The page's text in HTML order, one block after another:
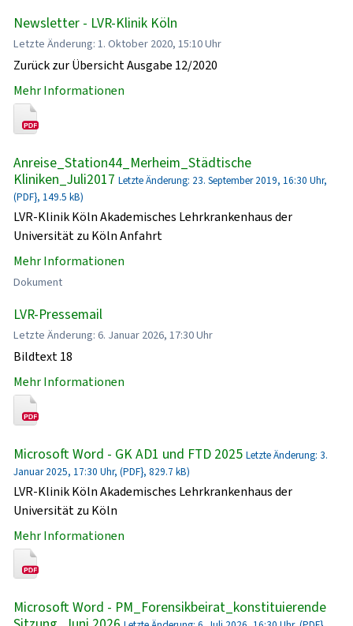
Newsletter - LVR-Klinik Köln
Letzte Änderung: 1. Oktober 2020, 15:10 Uhr
Zurück zur Übersicht Ausgabe 12/2020
Mehr Informationen
Anreise_Station44_Merheim_Städtische
Kliniken_Juli2017 Letzte Änderung: 23. September 2019, 16:30 Uhr,
(PDF}, 149.5 kB)
LVR-Klinik Köln Akademisches Lehrkrankenhaus der
Universität zu Köln Anfahrt
Mehr Informationen
Dokument
LVR-Pressemail
Letzte Änderung: 6. Januar 2026, 17:30 Uhr
Bildtext 18
Mehr Informationen
Microsoft Word - GK AD1 und FTD 2025 Letzte Änderung: 3.
Januar 2025, 17:30 Uhr, (PDF}, 829.7 kB)
LVR-Klinik Köln Akademisches Lehrkrankenhaus der
Universität zu Köln
Mehr Informationen
Microsoft Word - PM_Forensikbeirat_konstituierende